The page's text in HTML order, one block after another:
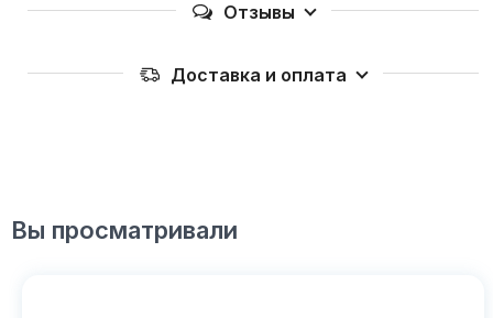
Отзывы
Доставка и оплата
Вы просматривали